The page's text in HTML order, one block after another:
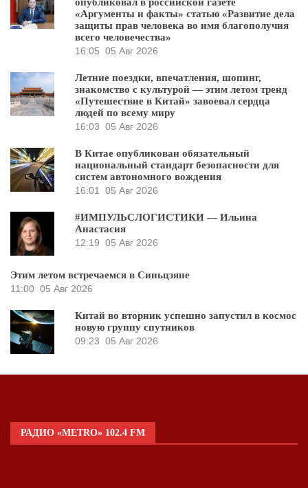
опубликовал в российской газете
«Аргументы и факты» статью «Развитие дела
защиты прав человека во имя благополучия
всего человечества»
16:05 05 Авг 2026
Летние поездки, впечатления, шопинг,
знакомство с культурой — этим летом тренд
«Путешествие в Китай» завоевал сердца
людей по всему миру
16:03 05 Авг 2026
В Китае опубликован обязательный
национальный стандарт безопасности для
систем автономного вождения
16:01 05 Авг 2026
#ИМПУЛЬСЛОГИСТИКИ — Ильина
Анастасия
12:19 05 Авг 2026
Этим летом встречаемся в Синьцзяне
11:00 05 Авг 2026
Китай во вторник успешно запустил в космос
новую группу спутников
09:23 05 Авг 2026
РАДИО «METRO» 102.4 FM